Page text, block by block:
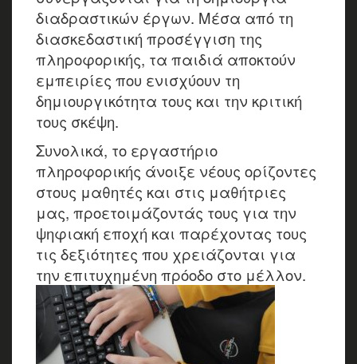
διαδραστικών έργων. Μέσα από τη
διασκεδαστική προσέγγιση της
πληροφορικής, τα παιδιά αποκτούν
εμπειρίες που ενισχύουν τη
δημιουργικότητα τους και την κριτική
τους σκέψη.
Συνολικά, το εργαστήριο
πληροφορικής άνοιξε νέους ορίζοντες
στους μαθητές και στις μαθήτριες
μας, προετοιμάζοντάς τους για την
ψηφιακή εποχή και παρέχοντας τους
τις δεξιότητες που χρειάζονται για
την επιτυχημένη πρόοδο στο μέλλον.